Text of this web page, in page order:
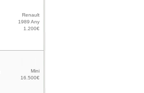
Renault
1989 Any
1.200€
Mini
16.500€